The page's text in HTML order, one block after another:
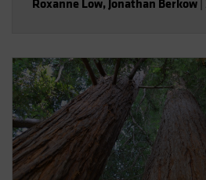
Roxanne Low, Jonathan Berkow